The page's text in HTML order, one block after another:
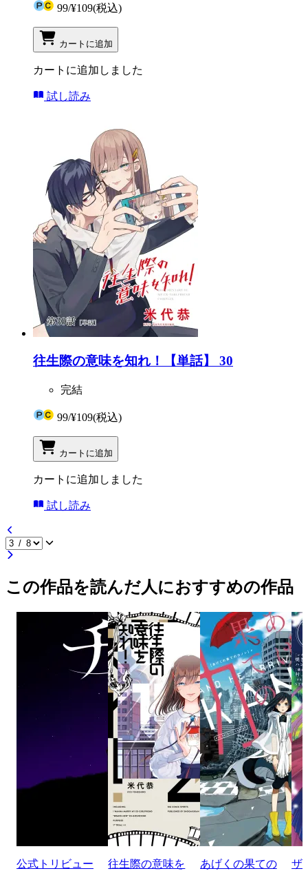
99/¥109(税込)
カートに追加
カートに追加しました
試し読み
往生際の意味を知れ！【単話】 30
完結
99/¥109(税込)
カートに追加
カートに追加しました
試し読み
この作品を読んだ人におすすめの作品
公式トリビュー
往生際の意味を
あげくの果ての
ザ